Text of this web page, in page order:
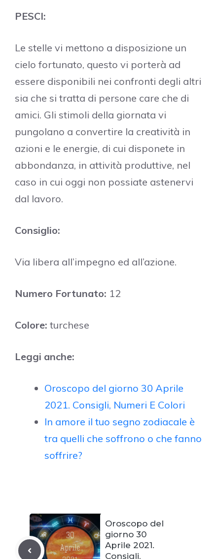
PESCI:
Le stelle vi mettono a disposizione un
cielo fortunato, questo vi porterà ad
essere disponibili nei confronti degli altri
sia che si tratta di persone care che di
amici. Gli stimoli della giornata vi
pungolano a convertire la creatività in
azioni e le energie, di cui disponete in
abbondanza, in attività produttive, nel
caso in cui oggi non possiate astenervi
dal lavoro.
Consiglio:
Via libera all’impegno ed all’azione.
Numero Fortunato: 12
Colore: turchese
Leggi anche:
Oroscopo del giorno 30 Aprile
2021. Consigli, Numeri E Colori
In amore il tuo segno zodiacale è
tra quelli che soffrono o che fanno
soffrire?
Oroscopo del
giorno 30
Aprile 2021.
Consigli,